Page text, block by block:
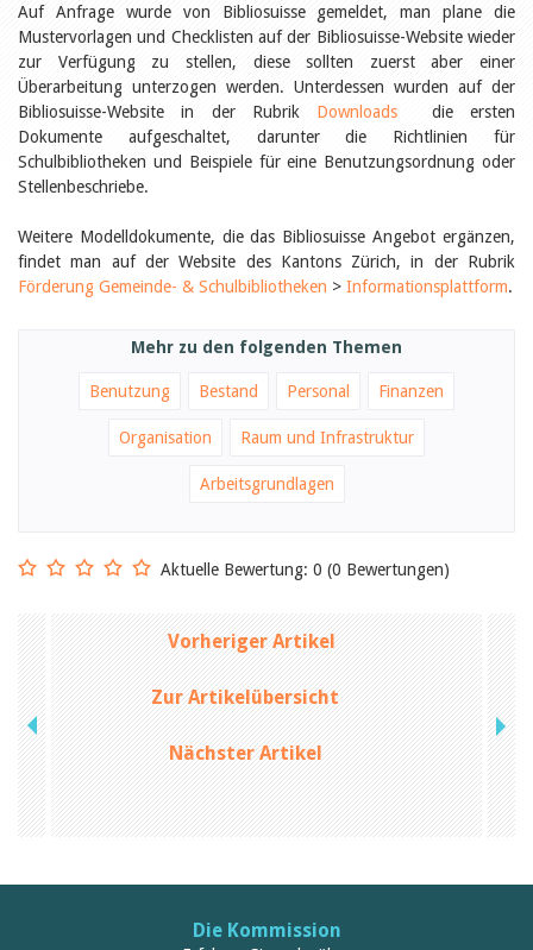
Tags
Aus- und Weiterbildung
Veranstaltungen
Kinder- und Jugendmedien
Bibliothek und Schule
Bibliotheksförderung
Zielpublikum Kinder und
Jugendliche
Einmalige Beiträge
Bibliosuisse
Kantonale
Rezensionen
Autoren
Birgit Libiszewski
Felicitas Isler
Therese von Weissenfluh
Nicole Rothen
Manuela Nyffeler-Lanker
Alle Autoren
Archiv
Juli 2026
Juni 2026
März 2026
Dezember 2025
November 2025
Juli 2025
Auf Anfrage wurde von Bibliosuisse gemeldet, man plane die
Mustervorlagen und Checklisten auf der Bibliosuisse-Website wieder
zur Verfügung zu stellen, diese sollten zuerst aber einer
Überarbeitung unterzogen werden. Unterdessen wurden auf der
Bibliosuisse-Website in der Rubrik Downloads die ersten
Dokumente aufgeschaltet, darunter die Richtlinien für
Schulbibliotheken und Beispiele für eine Benutzungsordnung oder
Stellenbeschriebe.
Weitere Modelldokumente, die das Bibliosuisse Angebot ergänzen,
findet man auf der Website des Kantons Zürich, in der Rubrik
Förderung Gemeinde- & Schulbibliotheken > Informationsplattform.
Mehr zu den folgenden Themen
Benutzung Bestand Personal Finanzen
Organisation Raum und Infrastruktur
Arbeitsgrundlagen
Aktuelle Bewertung: 0 (0 Bewertungen)
Vorheriger Artikel
Zur Artikelübersicht
Nächster Artikel
Die Kommission